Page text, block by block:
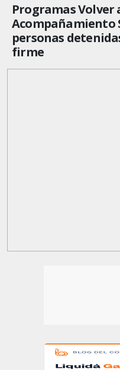
Programas Volver
Acompañamiento
personas
firme